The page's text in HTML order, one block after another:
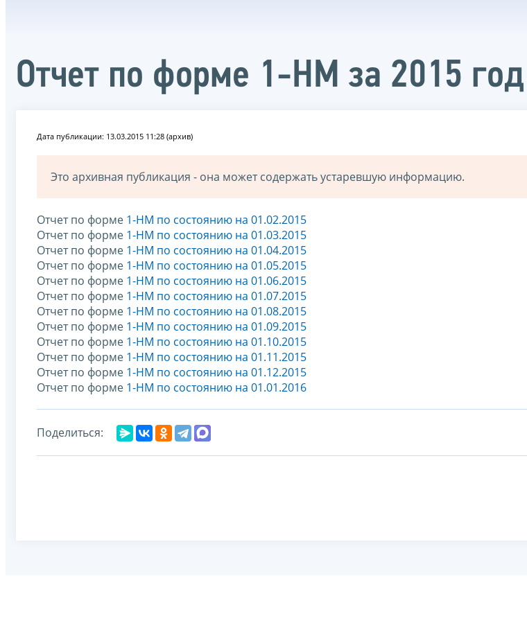
Отчет по форме 1-НМ за 2015 год
Дата публикации: 13.03.2015 11:28 (архив)
Это архивная публикация - она может содержать устаревшую информацию.
Отчет по форме 1-НМ по состоянию на 01.02.2015
Отчет по форме 1-НМ по состоянию на 01.03.2015
Отчет по форме 1-НМ по состоянию на 01.04.2015
Отчет по форме 1-НМ по состоянию на 01.05.2015
Отчет по форме 1-НМ по состоянию на 01.06.2015
Отчет по форме 1-НМ по состоянию на 01.07.2015
Отчет по форме 1-НМ по состоянию на 01.08.2015
Отчет по форме 1-НМ по состоянию на 01.09.2015
Отчет по форме 1-НМ по состоянию на 01.10.2015
Отчет по форме 1-НМ по состоянию на 01.11.2015
Отчет по форме 1-НМ по состоянию на 01.12.2015
Отчет по форме 1-НМ по состоянию на 01.01.2016
Поделиться: